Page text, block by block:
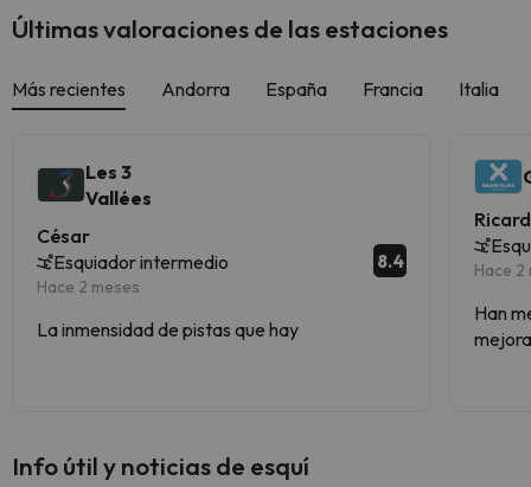
Últimas valoraciones de las estaciones
Más recientes Andorra España Francia Italia
Les 3
Vallées
César
Esquiador intermedio
Hace 2 meses
8.4
La inmensidad de pistas que hay
Hace 2
Han
Info útil y noticias de esquí